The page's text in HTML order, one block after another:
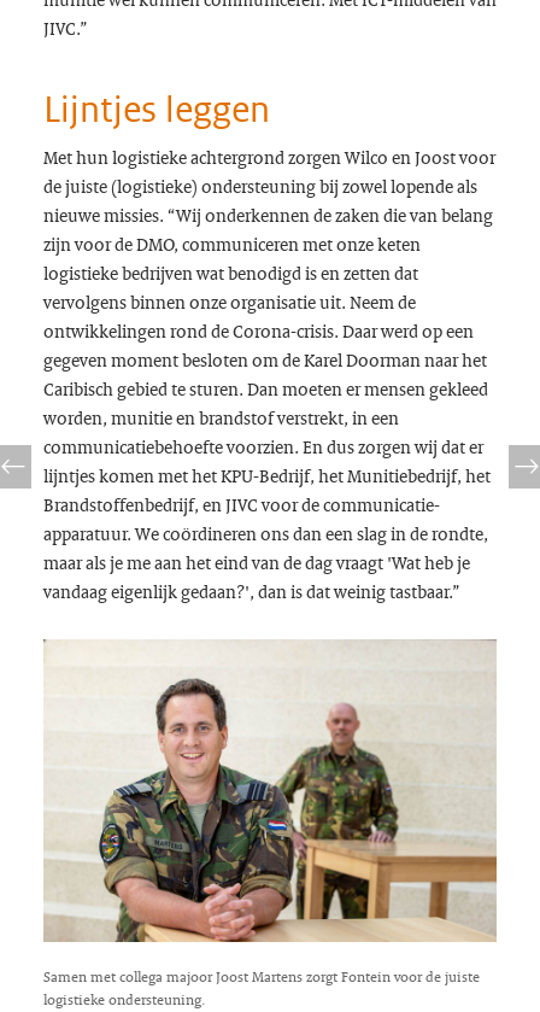
JIVC.”
Lijntjes leggen
Met hun logistieke achtergrond zorgen Wilco en Joost voor
de juiste (logistieke) ondersteuning bij zowel lopende als
nieuwe missies. “Wij onderkennen de zaken die van belang
zijn voor de DMO, communiceren met onze keten
logistieke bedrijven wat benodigd is en zetten dat
vervolgens binnen onze organisatie uit. Neem de
ontwikkelingen rond de Corona-crisis. Daar werd op een
gegeven moment besloten om de Karel Doorman naar het
Caribisch gebied te sturen. Dan moeten er mensen gekleed
worden, munitie en brandstof verstrekt, in een
communicatiebehoefte voorzien. En dus zorgen wij dat er
lijntjes komen met het KPU-Bedrijf, het Munitiebedrijf, het
Brandstoffenbedrijf, en JIVC voor de communicatie-
apparatuur. We coördineren ons dan een slag in de rondte,
maar als je me aan het eind van de dag vraagt 'Wat heb je
vandaag eigenlijk gedaan?', dan is dat weinig tastbaar.”
Samen met collega majoor Joost Martens zorgt Fontein voor de juiste
logistieke ondersteuning.